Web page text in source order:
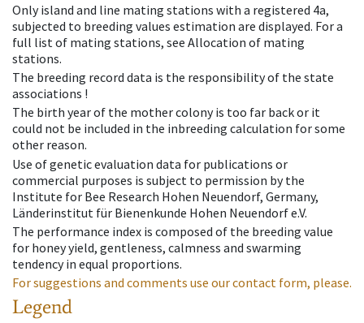
Only island and line mating stations with a registered 4a,
subjected to breeding values estimation are displayed. For a
full list of mating stations, see Allocation of mating
stations.
The breeding record data is the responsibility of the state
associations !
The birth year of the mother colony is too far back or it
could not be included in the inbreeding calculation for some
other reason.
Use of genetic evaluation data for publications or
commercial purposes is subject to permission by the
Institute for Bee Research Hohen Neuendorf, Germany,
Länderinstitut für Bienenkunde Hohen Neuendorf e.V.
The performance index is composed of the breeding value
for honey yield, gentleness, calmness and swarming
tendency in equal proportions.
For suggestions and comments use our contact form, please.
Legend